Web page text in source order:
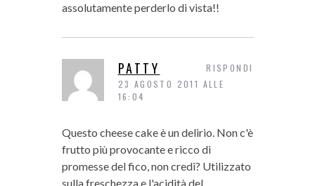
assolutamente perderlo di vista!!
PATTY
23 AGOSTO 2011 ALLE
16:04
Questo cheese cake è un delirio. Non c'è
frutto più provocante e ricco di
promesse del fico, non credi? Utilizzato
sulla freschezza e l'acidità del
RISPONDI